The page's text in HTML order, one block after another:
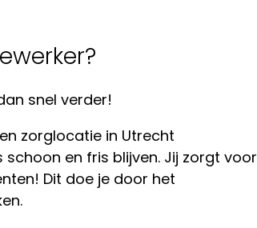
snel verder!
zorglocatie in Utrecht
en fris blijven. Jij zorgt voor
Dit doe je door het